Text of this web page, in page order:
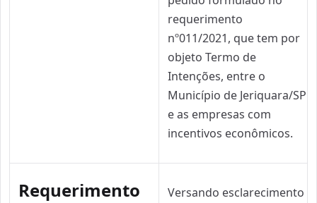
requerimento
nº011/2021, que tem por
objeto Termo de
Intenções, entre o
Município de Jeriquara/SP
e as empresas com
incentivos econômicos.
Requerimento
Versando esclarecimento